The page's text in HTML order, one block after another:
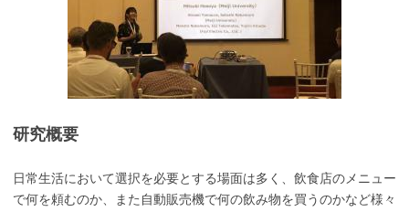
研究概要
日常生活において選択を必要とする場面は多く、飲食店のメニュー
で何を頼むのか、また自動販売機で何の飲み物を買うのかなど様々